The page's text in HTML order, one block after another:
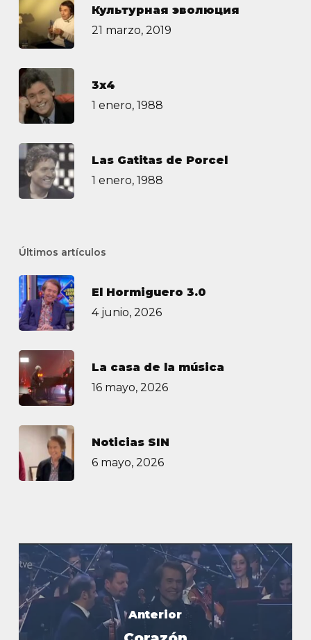
Культурная эволюция
21 marzo, 2019
3х4
1 enero, 1988
Las Gatitas de Porcel
1 enero, 1988
Últimos artículos
El Hormiguero 3.0
4 junio, 2026
La casa de la música
16 mayo, 2026
Noticias SIN
6 mayo, 2026
Anterior